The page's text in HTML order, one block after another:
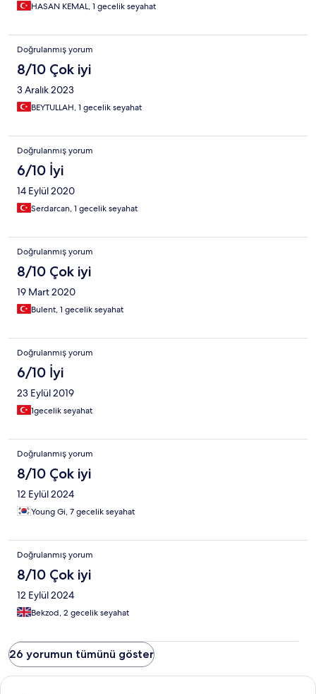
HASAN KEMAL, 1 gecelik seyahat
Doğrulanmış yorum
8/10 Çok iyi
3 Aralık 2023
BEYTULLAH, 1 gecelik seyahat
Doğrulanmış yorum
6/10 İyi
14 Eylül 2020
Serdarcan, 1 gecelik seyahat
Doğrulanmış yorum
8/10 Çok iyi
19 Mart 2020
Bulent, 1 gecelik seyahat
Doğrulanmış yorum
6/10 İyi
23 Eylül 2019
1gecelik seyahat
Doğrulanmış yorum
8/10 Çok iyi
12 Eylül 2024
Young Gi, 7 gecelik seyahat
Doğrulanmış yorum
8/10 Çok iyi
12 Eylül 2024
Bekzod, 2 gecelik seyahat
26 yorumun tümünü göster